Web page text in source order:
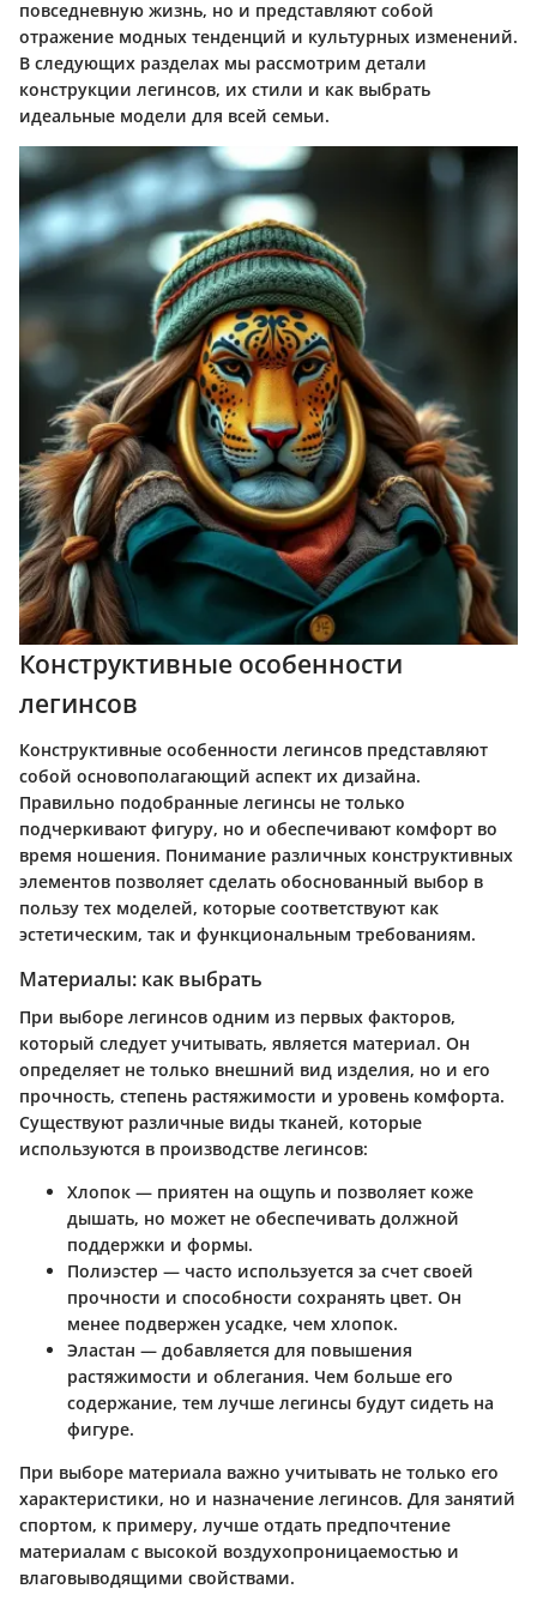
повседневную жизнь, но и представляют собой
отражение модных тенденций и культурных изменений.
В следующих разделах мы рассмотрим детали
конструкции легинсов, их стили и как выбрать
идеальные модели для всей семьи.
Конструктивные особенности
легинсов
Конструктивные особенности легинсов представляют
собой основополагающий аспект их дизайна.
Правильно подобранные легинсы не только
подчеркивают фигуру, но и обеспечивают комфорт во
время ношения. Понимание различных конструктивных
элементов позволяет сделать обоснованный выбор в
пользу тех моделей, которые соответствуют как
эстетическим, так и функциональным требованиям.
Материалы: как выбрать
При выборе легинсов одним из первых факторов,
который следует учитывать, является материал. Он
определяет не только внешний вид изделия, но и его
прочность, степень растяжимости и уровень комфорта.
Существуют различные виды тканей, которые
используются в производстве легинсов:
Хлопок — приятен на ощупь и позволяет коже
дышать, но может не обеспечивать должной
поддержки и формы.
Полиэстер — часто используется за счет своей
прочности и способности сохранять цвет. Он
менее подвержен усадке, чем хлопок.
Эластан — добавляется для повышения
растяжимости и облегания. Чем больше его
содержание, тем лучше легинсы будут сидеть на
фигуре.
При выборе материала важно учитывать не только его
характеристики, но и назначение легинсов. Для занятий
спортом, к примеру, лучше отдать предпочтение
материалам с высокой воздухопроницаемостью и
влаговыводящими свойствами.